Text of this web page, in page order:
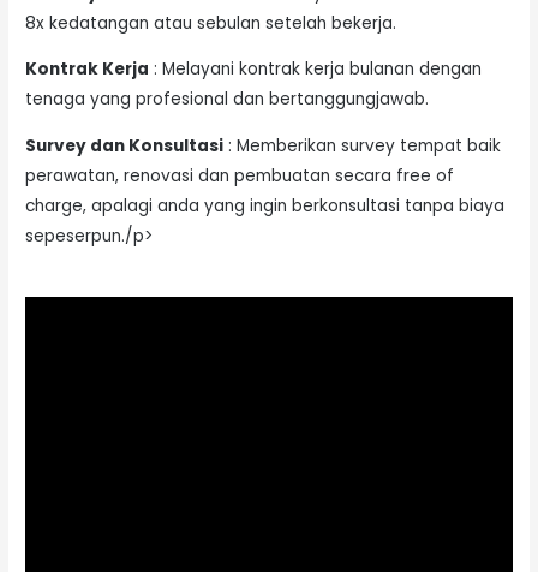
8x kedatangan atau sebulan setelah bekerja.
Kontrak Kerja : Melayani kontrak kerja bulanan dengan
tenaga yang profesional dan bertanggungjawab.
Survey dan Konsultasi : Memberikan survey tempat baik
perawatan, renovasi dan pembuatan secara free of
charge, apalagi anda yang ingin berkonsultasi tanpa biaya
sepeserpun./p>